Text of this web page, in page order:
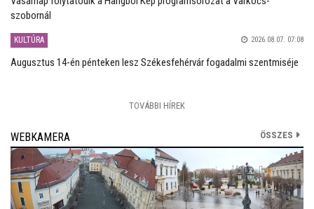
szobornál
KULTÚRA 2026.08.07. 07:08
Augusztus 14-én pénteken lesz Székesfehérvár fogadalmi szentmiséje
TOVÁBBI HÍREK
WEBKAMERA ÖSSZES